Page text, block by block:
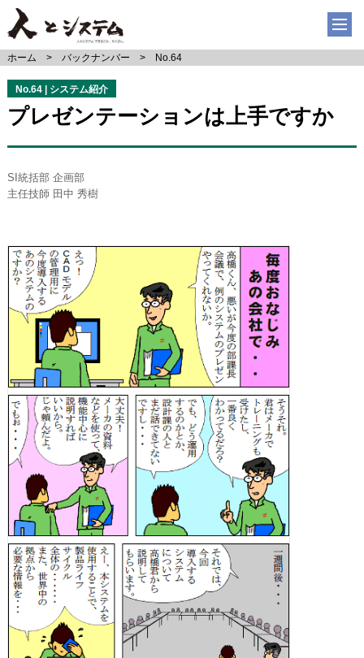
ホーム バックナンバー No.64
No.64 | システム紹介
プレゼンテーションは上手ですか
SI統括部 企画部
主任技師 田中 秀樹